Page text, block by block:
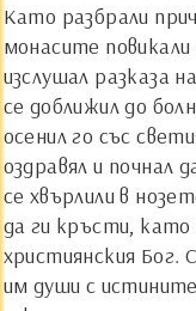
Като разбрали
монасите
изслушал разказа
се доближил до
осенил го със
оздравял и почнал
се хвърлили в
да ги кръсти, като
християнския Бог.
им души с